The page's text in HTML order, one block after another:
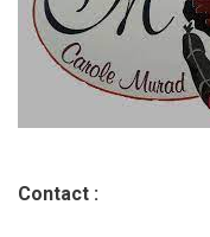
Contact :